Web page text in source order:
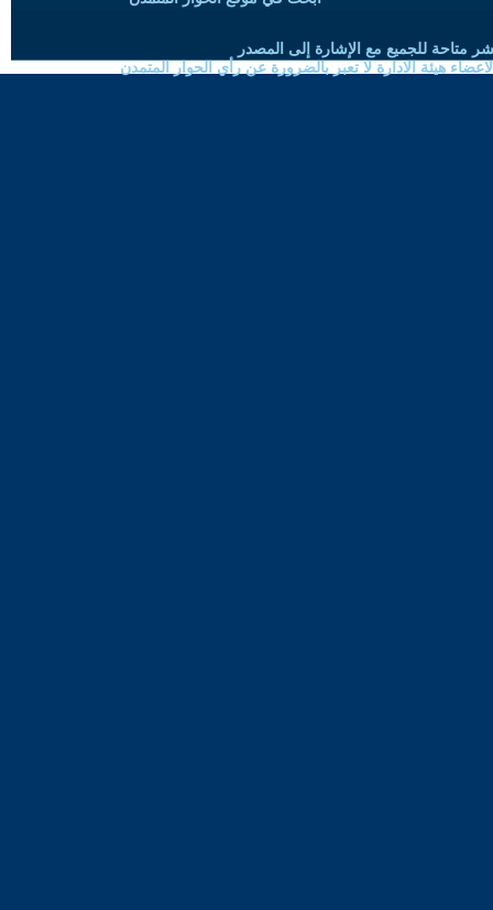
متاحة للجميع مع الإشارة إلى المصدر
هيئة الادارة لا تعبر بالضرورة عن رأي الحوار المتمدن